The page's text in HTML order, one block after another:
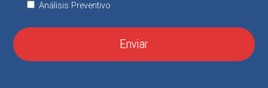
Análisis Preventivo
Enviar